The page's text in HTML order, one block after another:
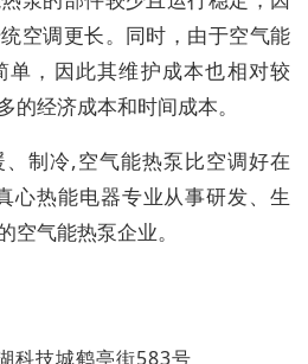
空调更长。同时，由于空气能
单，因此其维护成本也相对较
的经济成本和时间成本。
、制冷,空气能热泵比空调好在
心热能电器专业从事研发、生
空气能热泵企业。
科技城鹤亭街583号